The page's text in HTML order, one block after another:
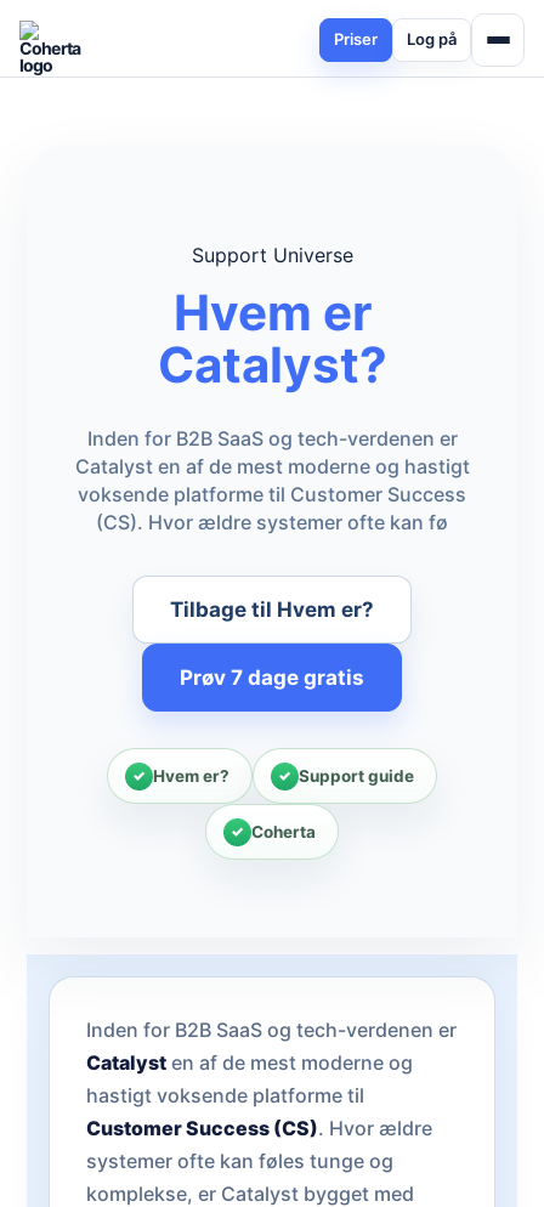
Priser Log på
Support Universe
Hvem er
Catalyst?
Inden for B2B SaaS og tech-verdenen er
Catalyst en af de mest moderne og hastigt
voksende platforme til Customer Success
(CS). Hvor ældre systemer ofte kan fø
Tilbage til Hvem er?
Prøv 7 dage gratis
Hvem er? Support guide
Coherta
Inden for B2B SaaS og tech-verdenen er
Catalyst en af de mest moderne og
hastigt voksende platforme til
Customer Success (CS). Hvor ældre
systemer ofte kan føles tunge og
komplekse, er Catalyst bygget med